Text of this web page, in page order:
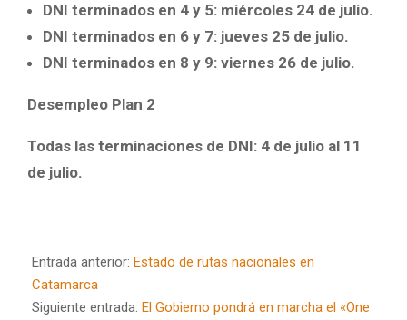
DNI terminados en 4 y 5: miércoles 24 de julio.
DNI terminados en 6 y 7: jueves 25 de julio.
DNI terminados en 8 y 9: viernes 26 de julio.
Desempleo Plan 2
Todas las terminaciones de DNI: 4 de julio al 11
de julio.
07-
18
Entrada anterior: Estado de rutas nacionales en
Catamarca
Siguiente entrada: El Gobierno pondrá en marcha el «One